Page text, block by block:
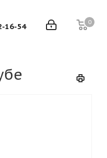
0
16-54